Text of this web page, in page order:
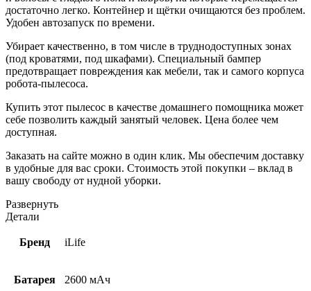
достаточно легко. Контейнер и щётки очищаются без проблем.
Удобен автозапуск по времени.
Убирает качественно, в том числе в труднодоступных зонах
(под кроватями, под шкафами). Специальный бампер
предотвращает повреждения как мебели, так и самого корпуса
робота-пылесоса.
Купить этот пылесос в качестве домашнего помощника может
себе позволить каждый занятый человек. Цена более чем
доступная.
Заказать на сайте можно в один клик. Мы обеспечим доставку
в удобные для вас сроки. Стоимость этой покупки – вклад в
вашу свободу от нудной уборки.
Развернуть
Детали
Бренд iLife
Батарея 2600 мАч